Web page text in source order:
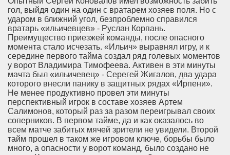
гол, выйдя один на один с вратарем хозяев поля. Но с
ударом в ближний угол, безпроблемно справился
вратарь «ильичевцев» - Руслан Корпань.
Преимущество приезжей команды, после опасного
момента стало исчезать. «Ильич» выравнял игру, и к
середине первого тайма создал ряд голевых моментов
у ворот Владимира Тимофеева. Активен в эти минуты
мачта был «ильичевец» - Серегей Жигалов, два удара
которого внесли панику в защитных рядах «Ирпени».
Не менее продуктивно провел эти минуты
перспективный игрок в составе хозяев Артем
Салимонов, который раз за разом переигрывал своих
соперников. В первом тайме, да и как оказалось во
всем матче забитых мячей зрители не увидели. Второй
тайм прошел в таком же игровом ключе, борьбы было
много, а опасности у ворот команд, было создано не